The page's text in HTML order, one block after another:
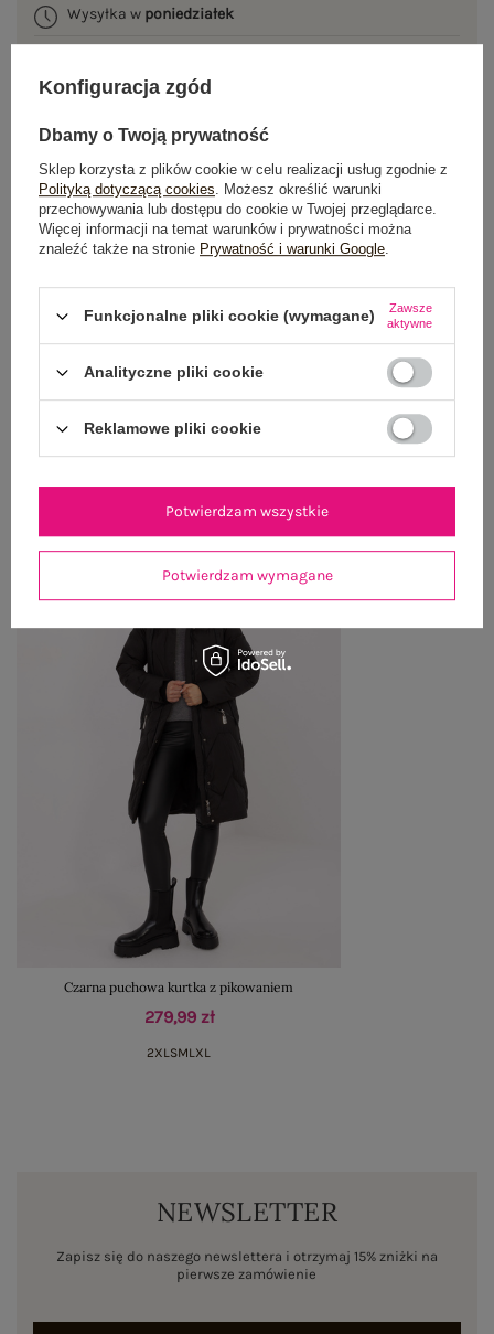
Wysyłka w poniedziałek
GŁÓWNE PARAMETRY
WYSYŁKA I DOSTAWA
ZWROTY I REKLAMACJE
OSTATNIO OGLĄDANE
Zobacz wszystko
Czarna puchowa kurtka z pikowaniem
279,99 zł
2XL SML XL
NEWSLETTER
Zapisz się do naszego newslettera i otrzymaj 15% zniżki na
pierwsze zamówienie
Konfiguracja zgód
Dbamy o Twoją prywatność
Sklep korzysta z plików cookie w celu realizacji usług zgodnie z
Polityką dotyczącą cookies. Możesz określić warunki
przechowywania lub dostępu do cookie w Twojej przeglądarce.
Więcej informacji na temat warunków i prywatności można
znaleźć także na stronie Prywatność i warunki Google.
Funkcjonalne pliki cookie (wymagane)
Zawsze
aktywne
Analityczne pliki cookie
Reklamowe pliki cookie
Potwierdzam wymagane
Potwierdzam wszystkie